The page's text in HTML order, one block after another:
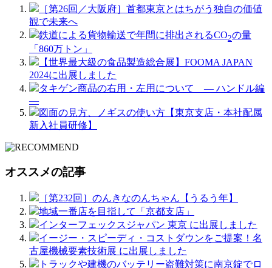
［第26回／大阪府］首都東京とはちがう独自の価値
観で未来へ
鉄道による貨物輸送で年間に排出されるCO2の量
「860万トン」
【世界最大級の食品製造総合展】FOOMA JAPAN
2024に出展しました
タキゲン商品の右用・左用について ― ハンドル編
―
図面の見方、ノギスの使い方【東京支店・本社配属
新入社員研修】
オススメの記事
［第232回］のんきなのんちゃん【うるう年】
地域一番店を目指して「京都支店」
インターフェックスジャパン 東京 に出展しました
イージー・スピーディ・コストダウンをご提案！名
古屋機械要素技術展 に出展しました
トラックや建機のバッテリー盗難対策に南京錠でロ